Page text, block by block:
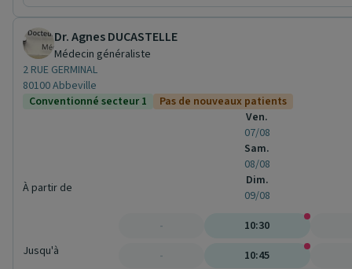
Dr. Agnes DUCASTELLE
Médecin généraliste
2 RUE GERMINAL
80100 Abbeville
Conventionné secteur 1
Pas de nouveaux patients
À partir de
Jusqu'à
Ven.
07/08
Sam.
08/08
Dim.
09/08
-
-
10:30
10:45